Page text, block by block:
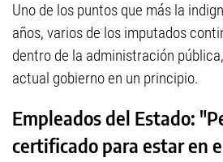
Uno de los puntos que más la
años, varios de los imputados
dentro de la administración
actual gobierno en un principio.
Empleados del Estado:
certificado para estar en